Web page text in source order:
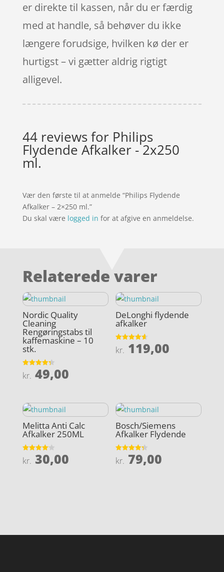
er direkte til kassen, når du er færdig
med at handle, så behøver du ikke
længere forudsige, hvilken kø der er
hurtigst – vi gætter aldrig rigtigt
alligevel.
44 reviews for Philips
Flydende Afkalker - 2x250
ml.
Vær den første til at anmelde “Philips Flydende
Afkalker – 2×250 ml.”
Du skal være logged in for at afgive en anmeldelse.
Relaterede varer
Nordic Quality
Cleaning
Rengøringstabs til
kaffemaskine – 10
stk.
Vurderet
4.3
kr. 49,00
DeLonghi flydende
afkalker
Vurderet
4.6
kr. 119,00
Melitta Anti Calc
Afkalker 250ML
Vurderet
4.1
kr. 30,00
Bosch/Siemens
Afkalker Flydende
Vurderet
4.3
kr. 79,00